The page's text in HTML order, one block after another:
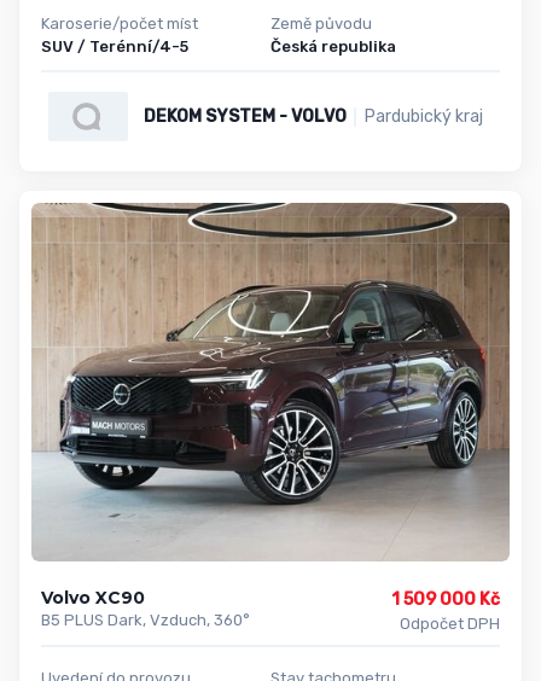
Karoserie/počet míst
SUV / Terénní/4-5
Země původu
Česká republika
DEKOM SYSTEM - VOLVO Pardubický kraj
Volvo XC90
B5 PLUS Dark, Vzduch, 360°
1 509 000 Kč
Odpočet DPH